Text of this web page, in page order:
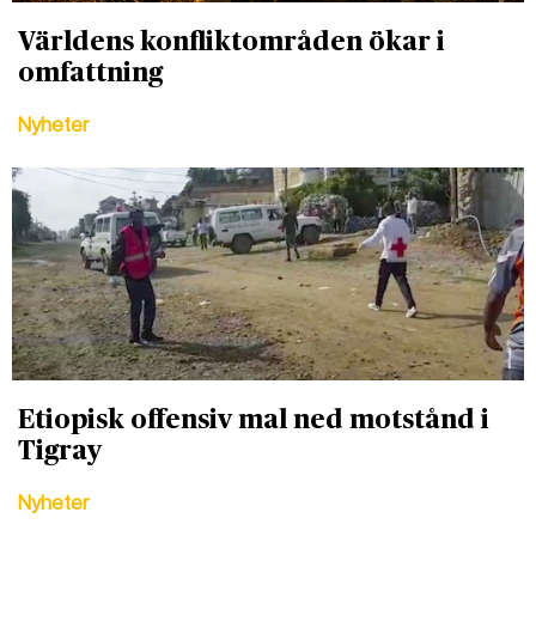
Världens konfliktområden ökar i
omfattning
Nyheter
Etiopisk offensiv mal ned motstånd i
Tigray
Nyheter